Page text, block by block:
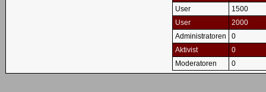
User
1500
User
2000
Administratoren
0
Aktivist
0
Moderatoren
0